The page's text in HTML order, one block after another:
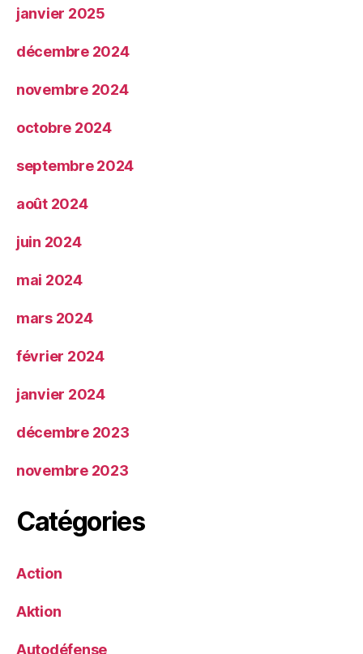
janvier 2025
décembre 2024
novembre 2024
octobre 2024
septembre 2024
août 2024
juin 2024
mai 2024
mars 2024
février 2024
janvier 2024
décembre 2023
novembre 2023
Catégories
Action
Aktion
Autodéfense